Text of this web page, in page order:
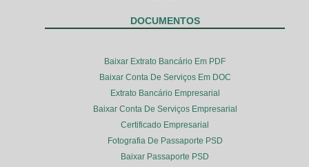
DOCUMENTOS
Baixar Extrato Bancário Em PDF
Baixar Conta De Serviços Em DOC
Extrato Bancário Empresarial
Baixar Conta De Serviços Empresarial
Certificado Empresarial
Fotografia De Passaporte PSD
Baixar Passaporte PSD